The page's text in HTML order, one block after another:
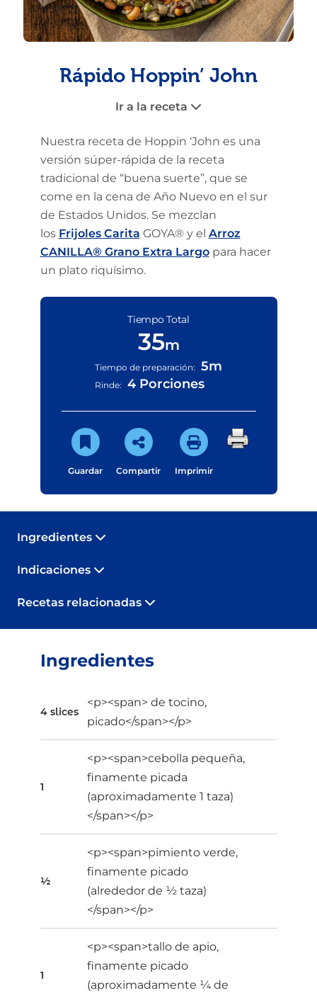
Rápido Hoppin’ John
Ir a la receta
Nuestra receta de Hoppin ‘John es una
versión súper-rápida de la receta
tradicional de “buena suerte”, que se
come en la cena de Año Nuevo en el sur
de Estados Unidos. Se mezclan
los Frijoles Carita GOYA® y el Arroz
CANILLA® Grano Extra Largopara hacer
un plato riquísimo.
Tiempo Total
35m
Tiempo de preparación: 5m
Rinde: 4 Porciones
Guardar Compartir Imprimir
Ingredientes
Indicaciones
Recetas relacionadas
Ingredientes
4 slices
<p><span> de tocino,
picado</span></p>
1
<p><span>cebolla pequeña,
finamente picada
(aproximadamente 1 taza)
</span></p>
½
<p><span>pimiento verde,
finamente picado
(alrededor de ½ taza)
</span></p>
1
<p><span>tallo de apio,
finamente picado
(aproximadamente ¼ de